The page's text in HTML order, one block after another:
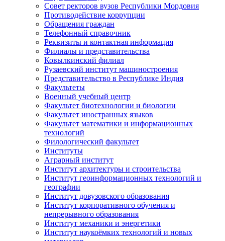
Совет ректоров вузов Республики Мордовия
Противодействие коррупции
Обращения граждан
Телефонный справочник
Реквизиты и контактная информация
Филиалы и представительства
Ковылкинский филиал
Рузаевский институт машиностроения
Представительство в Республике Индия
Факультеты
Военный учебный центр
Факультет биотехнологии и биологии
Факультет иностранных языков
Факультет математики и информационных
технологий
Филологический факультет
Институты
Аграрный институт
Институт архитектуры и строительства
Институт геоинформационных технологий и
географии
Институт довузовского образования
Институт корпоративного обучения и
непрерывного образования
Институт механики и энергетики
Институт наукоёмких технологий и новых